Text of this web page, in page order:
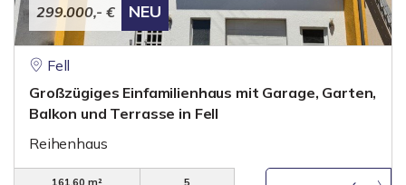
299.000,- € NEU
Fell
Großzügiges Einfamilienhaus mit Garage, Garten,
Balkon und Terrasse in Fell
Reihenhaus
161,60 m²
5